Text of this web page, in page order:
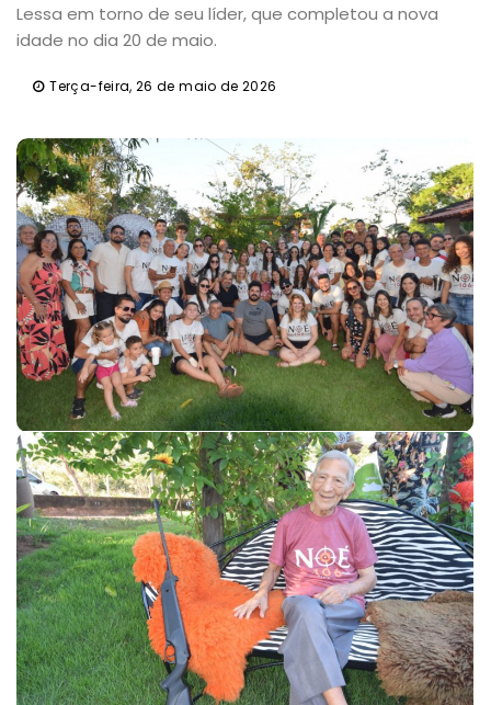
Lessa em torno de seu líder, que completou a nova
idade no dia 20 de maio.
Terça-feira, 26 de maio de 2026